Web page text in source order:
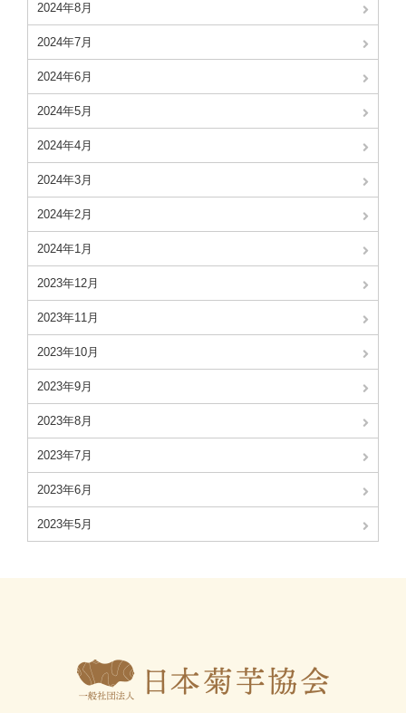
2024年8月
2024年7月
2024年6月
2024年5月
2024年4月
2024年3月
2024年2月
2024年1月
2023年12月
2023年11月
2023年10月
2023年9月
2023年8月
2023年7月
2023年6月
2023年5月